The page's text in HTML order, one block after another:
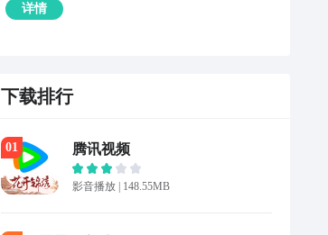
详情
下载排行
01 腾讯视频
影音播放 | 148.55MB